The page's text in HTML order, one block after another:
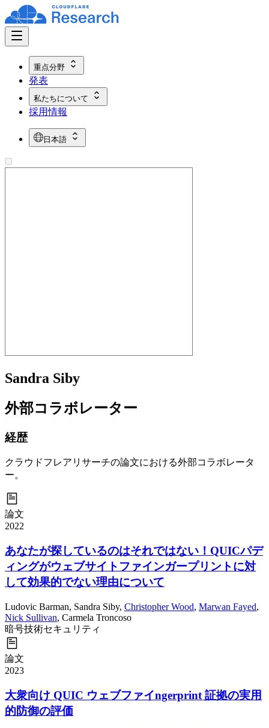
重点分野
発表
私たちについて
採用情報
日本語
Sandra Siby
外部コラボレーター
経歴
クラウドフレアリサーチの論文における外部コラボレータ
ー。
論文
2022
あなたが探しているのはそれではない！QUICパデ
ィングがウェブサイトファインガープリントに対
して効果的でない理由について
Ludovic Barman, Sandra Siby, Christopher Wood, Marwan Fayed,
Nick Sullivan, Carmela Troncoso
暗号技術セキュリティ
論文
2023
大衆向け QUIC ウェブファイngerprint 証拠の実用
的防御の評価